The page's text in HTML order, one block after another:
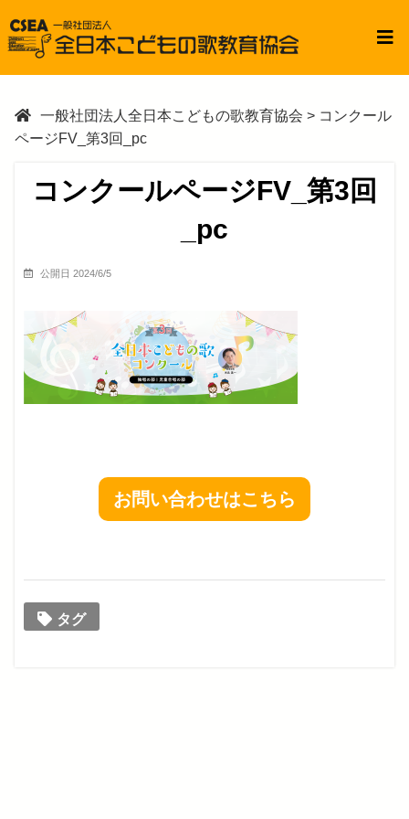
一般社団法人全日本こどもの歌教育協会 > コンクール
ページFV_第3回_pc
コンクールページFV_第3回
_pc
公開日 2024/6/5
お問い合わせはこちら
タグ